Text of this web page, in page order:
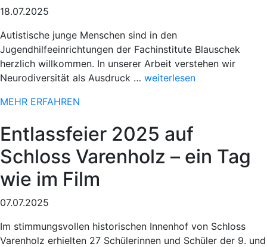
18.07.2025
Autistische junge Menschen sind in den
Jugendhilfeeinrichtungen der Fachinstitute Blauschek
herzlich willkommen. In unserer Arbeit verstehen wir
Neurodiversität als Ausdruck … „Sportlicher
Paderborner
Osterlauf“
weiterlesen
MEHR ERFAHREN
Entlassfeier 2025 auf
Schloss Varenholz – ein Tag
wie im Film
07.07.2025
Im stimmungsvollen historischen Innenhof von Schloss
Varenholz erhielten 27 Schülerinnen und Schüler der 9. und